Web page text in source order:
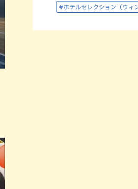
#ホテルセレクション（ウィ